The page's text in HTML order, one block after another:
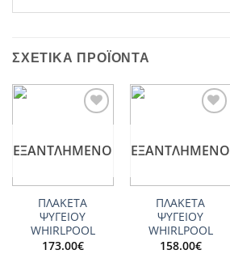
ΣΧΕΤΙΚΆ ΠΡΟΪΌΝΤΑ
ΕΞΑΝΤΛΗΜΈΝΟ
ΠΛΑΚΕΤΑ
ΨΥΓΕΙΟΥ
WHIRLPOOL
173.00€
ΕΞΑΝΤΛΗΜΈΝΟ
ΠΛΑΚΕΤΑ
ΨΥΓΕΙΟΥ
WHIRLPOOL
158.00€